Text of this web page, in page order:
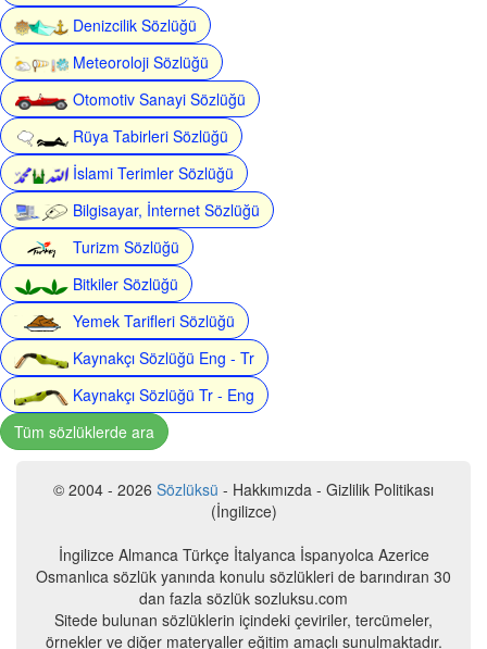
Denizcilik Sözlüğü
Meteoroloji Sözlüğü
Otomotiv Sanayi Sözlüğü
Rüya Tabirleri Sözlüğü
İslami Terimler Sözlüğü
Bilgisayar, İnternet Sözlüğü
Turizm Sözlüğü
Bitkiler Sözlüğü
Yemek Tarifleri Sözlüğü
Kaynakçı Sözlüğü Eng - Tr
Kaynakçı Sözlüğü Tr - Eng
Tüm sözlüklerde ara
© 2004 - 2026 Sözlüksü - Hakkımızda - Gizlilik Politikası
(İngilizce)
İngilizce Almanca Türkçe İtalyanca İspanyolca Azerice
Osmanlıca sözlük yanında konulu sözlükleri de barındıran 30
dan fazla sözlük sozluksu.com
Sitede bulunan sözlüklerin içindeki çeviriler, tercümeler,
örnekler ve diğer materyaller eğitim amaçlı sunulmaktadır.